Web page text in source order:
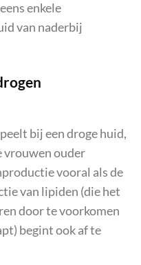
enkele
van naderbij
bij een droge huid,
vrouwen ouder
vooral als de
van lipiden (die het
door te voorkomen
begint ook af te